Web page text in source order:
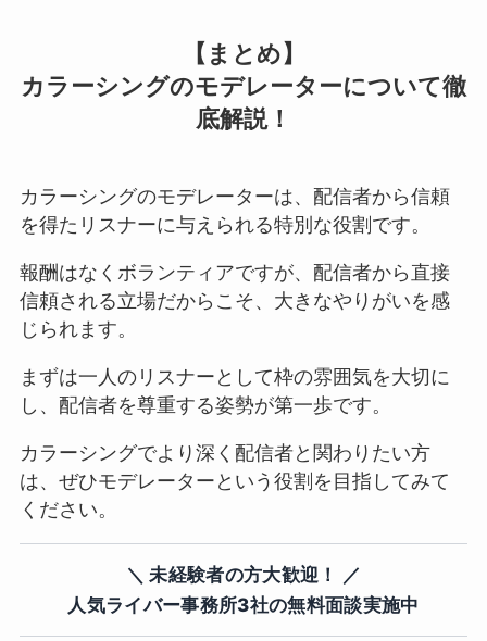
【まとめ】
カラーシングのモデレーターについて徹
底解説！
カラーシングのモデレーターは、配信者から信頼
を得たリスナーに与えられる特別な役割です。
報酬はなくボランティアですが、配信者から直接
信頼される立場だからこそ、大きなやりがいを感
じられます。
まずは一人のリスナーとして枠の雰囲気を大切に
し、配信者を尊重する姿勢が第一歩です。
カラーシングでより深く配信者と関わりたい方
は、ぜひモデレーターという役割を目指してみて
ください。
＼ 未経験者の方大歓迎！ ／
人気ライバー事務所3社の無料面談実施中